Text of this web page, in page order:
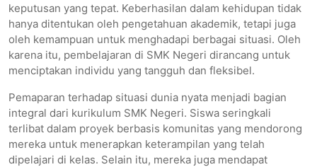
keputusan yang tepat. Keberhasilan dalam kehidupan tidak
hanya ditentukan oleh pengetahuan akademik, tetapi juga
oleh kemampuan untuk menghadapi berbagai situasi. Oleh
karena itu, pembelajaran di SMK Negeri dirancang untuk
menciptakan individu yang tangguh dan fleksibel.
Pemaparan terhadap situasi dunia nyata menjadi bagian
integral dari kurikulum SMK Negeri. Siswa seringkali
terlibat dalam proyek berbasis komunitas yang mendorong
mereka untuk menerapkan keterampilan yang telah
dipelajari di kelas. Selain itu, mereka juga mendapat